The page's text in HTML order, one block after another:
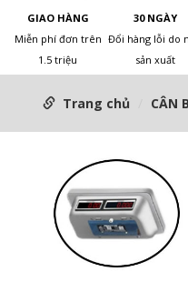
GIAO HÀNG
Miễn phí đơn trên
1.5 triệu
30 NGÀY
Đổi hàng lỗi do
sản xuất
Trang chủ CÂN